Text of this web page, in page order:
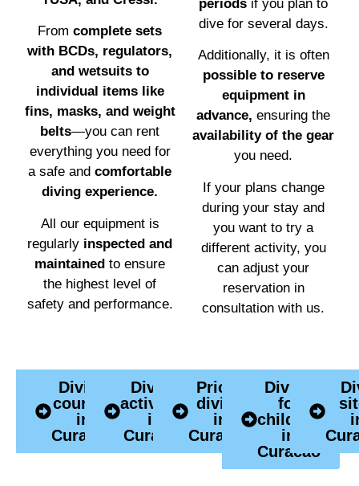
Fromcomplete sets
with BCDs, regulators,
and wetsuits to
individual items like
fins, masks, and weight
belts—you can rent
everything you need for
a safe andcomfortable
diving experience.
All our equipment is
regularly inspected and
maintained to ensure
the highest level of
safety and performance.
periods if you plan to
dive for several days.
Additionally, it is often
possible to reserve
equipment in
advance, ensuring the
availability of the gear
you need.
If your plans change
during your stay and
you want to try a
different activity, you
can adjust your
reservation in
consultation with us.
Diving
courses
in
Curacao
Diving
activities
in
Curacao
Prices
diving
in
Curacao
Diving
for
children
in
Curacao